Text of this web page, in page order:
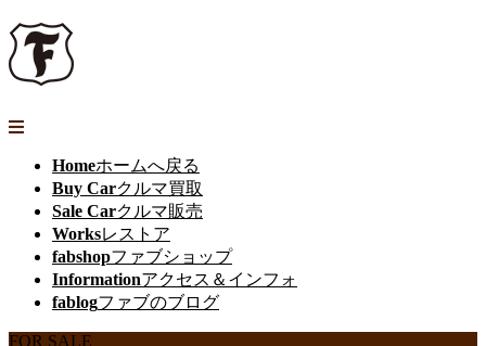
Homeホームへ戻る
Buy Carクルマ買取
Sale Carクルマ販売
Worksレストア
fabshopファブショップ
Informationアクセス＆インフォ
fablogファブのブログ
FOR SALE